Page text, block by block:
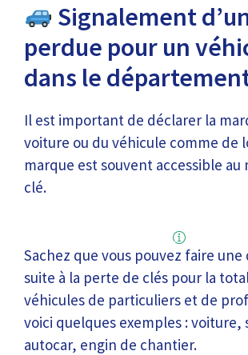
Signalement
perdue pour un
dans le
Il est important de déclarer la
voiture ou du véhicule comme de
marque est souvent accessible au
clé.
Sachez que vous pouvez faire
suite à la perte de clés pour la
véhicules de particuliers et de
voici quelques exemples : voiture,
autocar, engin de chantier.